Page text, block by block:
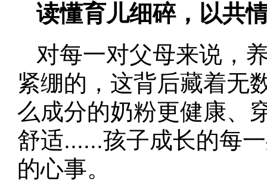
读懂育儿细碎，以共
对每一对父母来说，
紧绷的，这背后藏着无
么成分的奶粉更健康、
舒适......孩子成长的每
的心事。